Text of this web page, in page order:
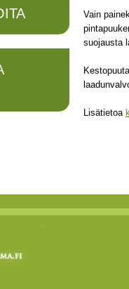
Vain
suojausta
Lisätietoa